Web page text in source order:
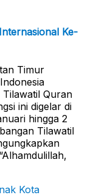
Ke-
Timur
Quran
ini digelar di
hingga 2
Tilawatil